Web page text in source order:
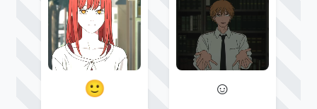
🙂 ☺️